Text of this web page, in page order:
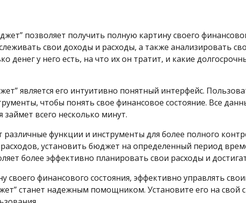
позволяет получить полную картину своего
свои доходы и расходы, а также анализировать
денег у него есть, на что их он тратит, и какие
является его интуитивно понятный интерфейс.
чтобы понять свое финансовое состояние. Все
всего несколько минут.
функции и инструменты для более полного
установить бюджет на определенный период
более эффективно планировать свои расходы и
своего финансового состояния, эффективно управлять
станет надежным помощником. Установите его на свой